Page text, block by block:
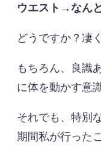
ウエスト→なん
どうですか？凄
もちろん、良識
に体を動かす意
それでも、特別
期間私が行った